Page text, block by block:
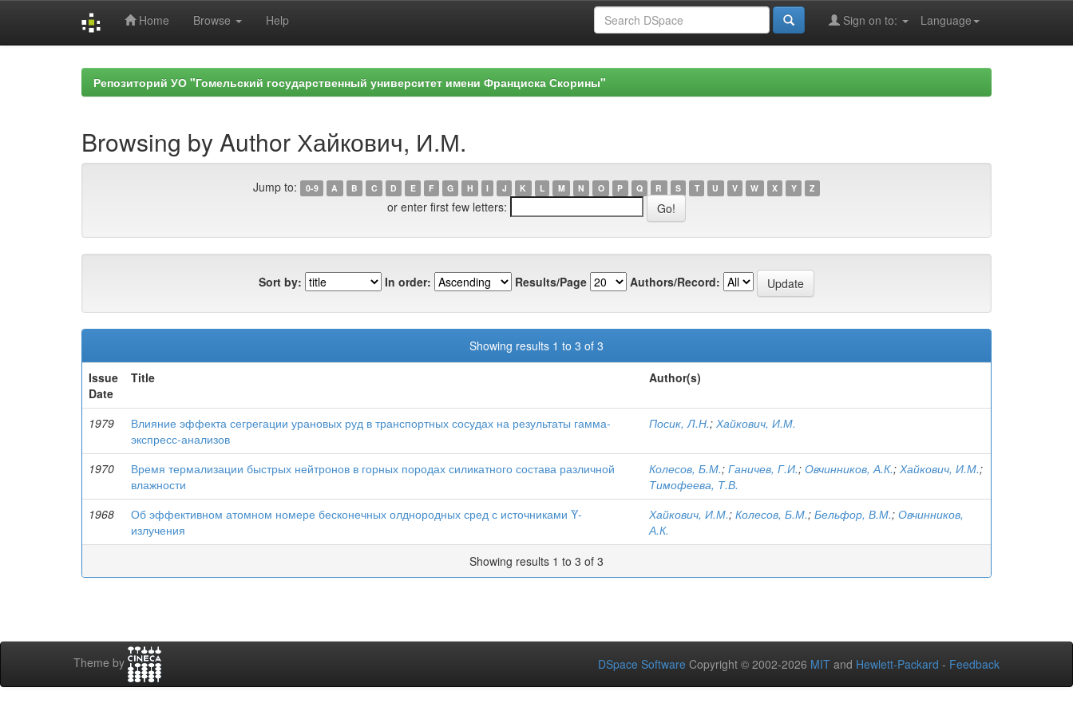
Home Browse Help Language
Sign on to:
Репозиторий УО "Гомельский государственный университет имени Франциска Скорины"
Browsing by Author Хайкович, И.М.
Jump to: 0-9 A B C D E F G H I J K L M N O P Q R S T U V W X Y Z
or enter first few letters:
Sort by: In order: Results/Page Authors/Record:
Showing results 1 to 3 of 3
Issue
Date
Title Author(s)
1979
Влияние эффекта сегрегации урановых руд в транспортных сосудах на результаты гамма-
экспресс-анализов
Посик, Л.Н.; Хайкович, И.М.
1970
Время термализации быстрых нейтронов в горных породах силикатного состава различной
влажности
Колесов, Б.М.; Ганичев, Г.И.; Овчинников, А.К.; Хайкович, И.М.;
Тимофеева, Т.В.
1968
Об эффективном атомном номере бесконечных олднородных сред с источниками Ὺ-
излучения
Хайкович, И.М.; Колесов, Б.М.; Бельфор, В.М.; Овчинников,
А.К.
Showing results 1 to 3 of 3
Theme by DSpace Software Copyright © 2002-2026 MIT and Hewlett-Packard - Feedback